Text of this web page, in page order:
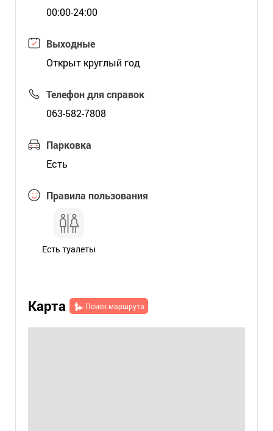
00:00-24:00
Выходные
Открыт круглый год
Телефон для справок
063-582-7808
Парковка
Есть
Правила пользования
Есть туалеты
Карта Поиск маршрута